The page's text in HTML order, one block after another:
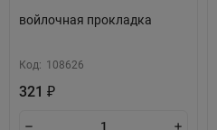
войлочная прокладка
Код: 108626
321 ₽